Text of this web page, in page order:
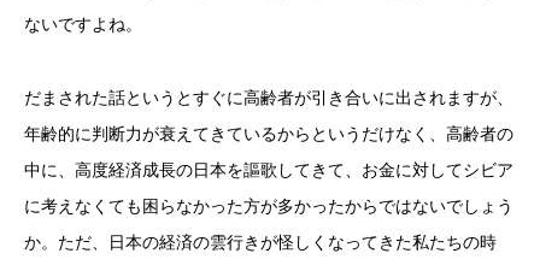
ないですよね。
だまされた話というとすぐに高齢者が引き合いに出されますが、
年齢的に判断力が衰えてきているからというだけなく、高齢者の
中に、高度経済成長の日本を謳歌してきて、お金に対してシビア
に考えなくても困らなかった方が多かったからではないでしょう
か。ただ、日本の経済の雲行きが怪しくなってきた私たちの時